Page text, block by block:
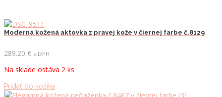
Moderná kožená aktovka z pravej kože v čiernej farbe č.8129
289.20 € s DPH
Na sklade ostáva 2 ks
Pridať do košíka